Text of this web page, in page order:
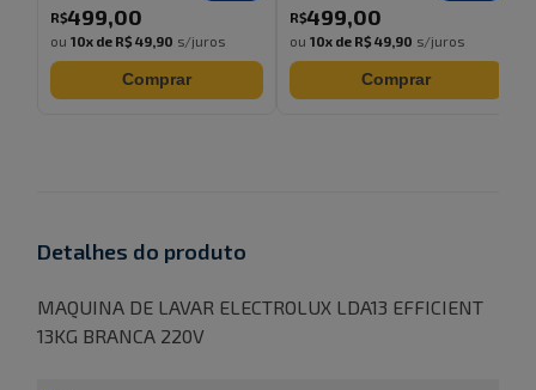
R$499,00
ou 10x de R$ 49,90 s/juros
Comprar
R$499,00
ou 10x de R$ 49,90 s/juros
Comprar
Detalhes do produto
MAQUINA DE LAVAR ELECTROLUX LDA13 EFFICIENT
13KG BRANCA 220V